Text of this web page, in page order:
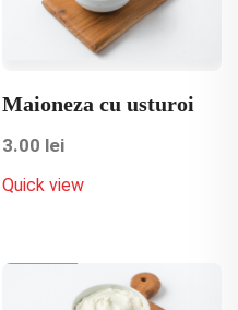
Maioneza cu usturoi
3.00 lei
Quick view